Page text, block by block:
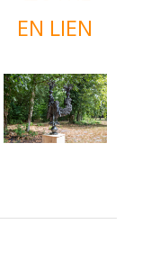
EN LIEN